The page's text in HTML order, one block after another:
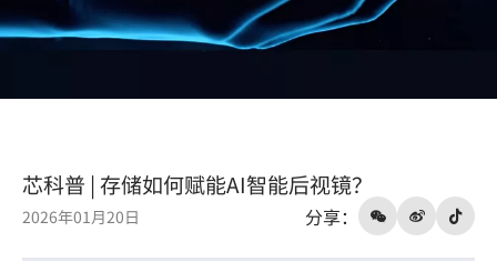
视
芯科普 | 存储如何赋能AI智能后视镜？
2026年01月20日 分享：